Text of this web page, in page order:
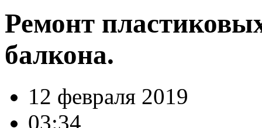
Ремонт
балкона.
12 февраля 2019
03:34